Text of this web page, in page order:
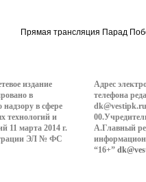
Прямая трансляция Парад
издание
в
в сфере
технологий и
11 марта 2014 г.
ЭЛ № ФС
Адрес
телефона
А.Главный
“16+”